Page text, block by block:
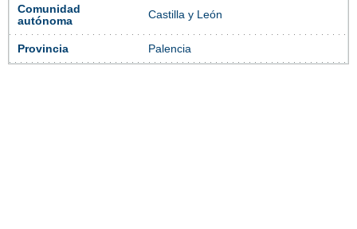
Comunidad
autónoma
Castilla y León
Provincia Palencia